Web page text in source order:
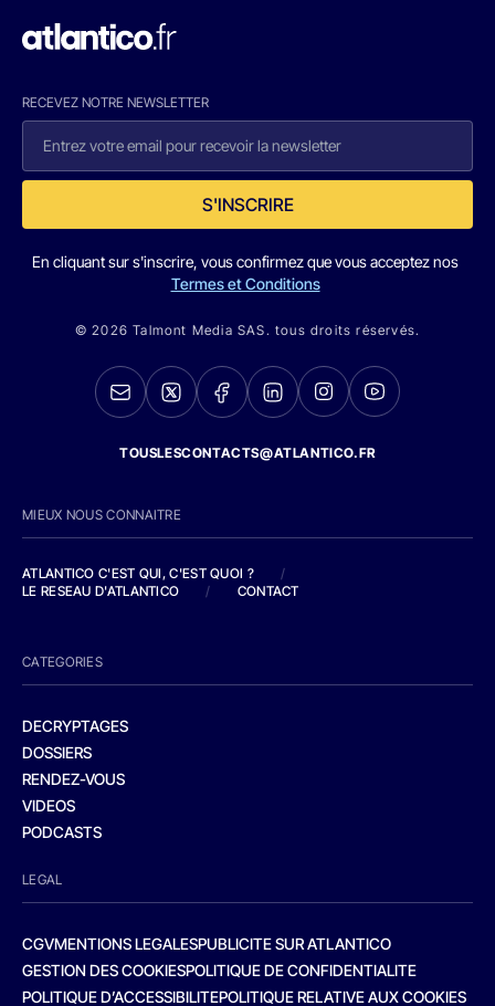
RECEVEZ NOTRE NEWSLETTER
S'INSCRIRE
En cliquant sur s'inscrire, vous confirmez que vous acceptez nos
Termes et Conditions
© 2026 Talmont Media SAS. tous droits réservés.
TOUSLESCONTACTS@ATLANTICO.FR
MIEUX NOUS CONNAITRE
ATLANTICO C'EST QUI, C'EST QUOI ?
/
LE RESEAU D'ATLANTICO
/ CONTACT
CATEGORIES
DECRYPTAGES
DOSSIERS
RENDEZ-VOUS
VIDEOS
PODCASTS
LEGAL
CGVMENTIONS LEGALESPUBLICITE SUR ATLANTICO
GESTION DES COOKIESPOLITIQUE DE CONFIDENTIALITE
POLITIQUE D’ACCESSIBILITEPOLITIQUE RELATIVE AUX COOKIES